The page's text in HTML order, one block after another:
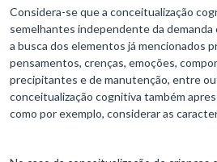
Considera-se que a conceitualização
semelhantes independente da demanda
a busca dos elementos já mencionados
pensamentos, crenças, emoções,
precipitantes e de manutenção, entre
conceitualização cognitiva também
como por exemplo, considerar as